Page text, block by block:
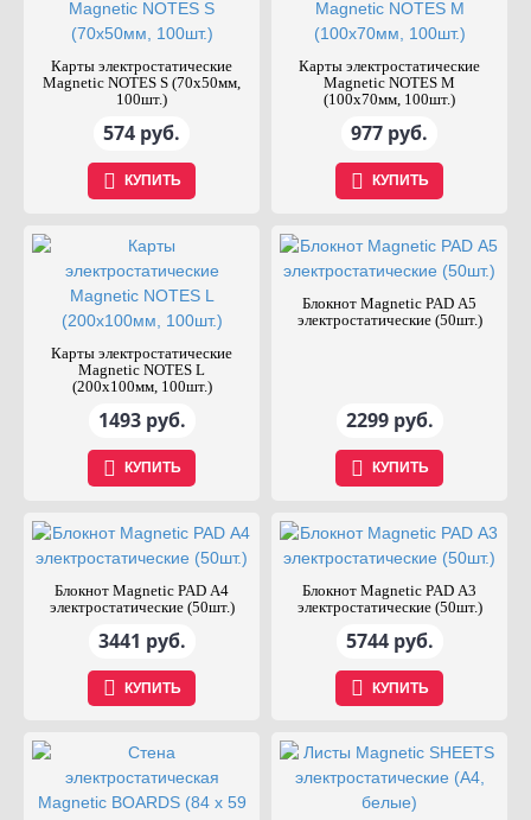
Карты электростатические
Magnetic NOTES S (70х50мм,
100шт.)
574 руб.
КУПИТЬ
Карты электростатические
Magnetic NOTES М
(100х70мм, 100шт.)
977 руб.
КУПИТЬ
Карты электростатические
Magnetic NOTES L
(200х100мм, 100шт.)
1493 руб.
КУПИТЬ
Блокнот Magnetic PAD А5
электростатические (50шт.)
2299 руб.
КУПИТЬ
Блокнот Magnetic PAD А4
электростатические (50шт.)
3441 руб.
КУПИТЬ
Блокнот Magnetic PAD А3
электростатические (50шт.)
5744 руб.
КУПИТЬ